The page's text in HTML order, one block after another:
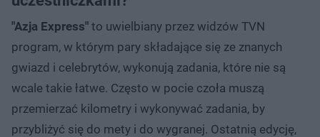
"Azja Express" to uwielbiany przez widzów TVN
program, w którym pary składające się ze znanych
gwiazd i celebrytów, wykonują zadania, które nie są
wcale takie łatwe. Często w pocie czoła muszą
przemierzać kilometry i wykonywać zadania, by
przybliżyć się do mety i do wygranej. Ostatnią edycję,